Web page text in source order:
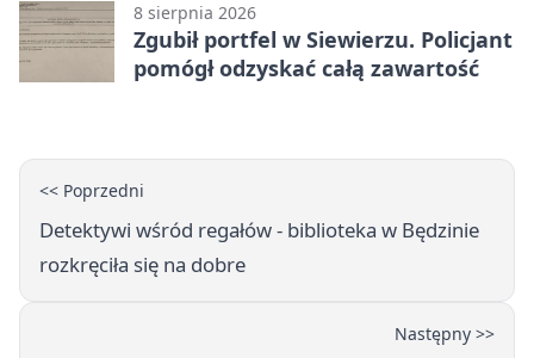
8 sierpnia 2026
Zgubił portfel w Siewierzu. Policjant
pomógł odzyskać całą zawartość
<< Poprzedni
Detektywi wśród regałów - biblioteka w Będzinie
rozkręciła się na dobre
Następny >>